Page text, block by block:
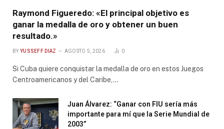
Raymond Figueredo: «El principal objetivo es
ganar la medalla de oro y obtener un buen
resultado.»
BY YUSSEFF DIAZ AGOSTO 5, 2026 0
Si Cuba quiere conquistar la medalla de oro en estos Juegos
Centroamericanos y del Caribe,…
Juan Álvarez: “Ganar con FIU sería más
importante para mí que la Serie Mundial de
2003”